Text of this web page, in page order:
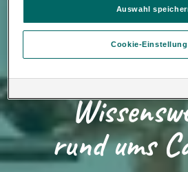
rund ums
verweigern oder zurückzuziehen.
Verantwortlich für diese Website und die
Inter Auto GmbH & Co KG. Nähere
finden Sie in der Cookie-Richtlinie oder in
Einstellungen. Sie finden die Cookie-
einen von uns personalisierten Link auf
können Ihre erzeugten Daten, sofern
(„Cookies mit Marketingzwecke“) haben,
Händler bzw. im Falle eines Porsche
GmbH & Co KG, eingesehen werden.
Auswahl
Cookie-